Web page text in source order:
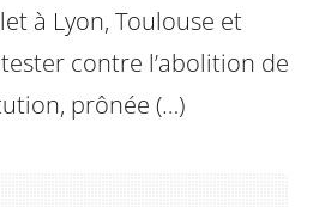
à Lyon, Toulouse et
contre l’abolition de
prônée (…)